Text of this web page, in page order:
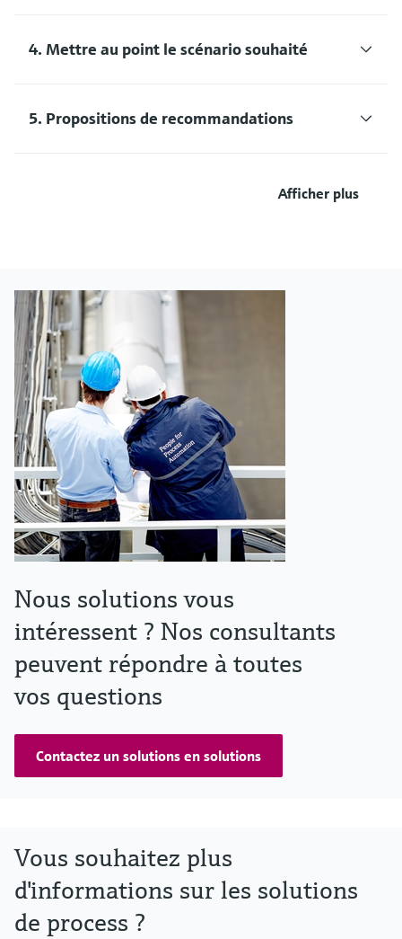
4. Mettre au point le scénario souhaité
5. Propositions de recommandations
Afficher plus
Nous solutions vous
intéressent ? Nos consultants
peuvent répondre à toutes
vos questions
Contactez un solutions en solutions
Vous souhaitez plus
d'informations sur les solutions
de process ?